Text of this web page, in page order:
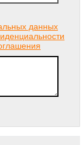
данных